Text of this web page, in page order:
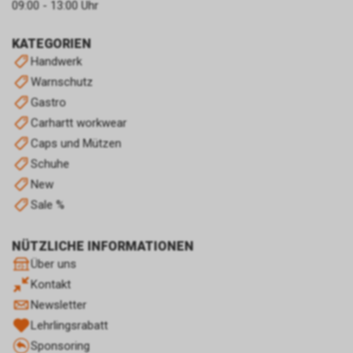
KATEGORIEN
Handwerk
Warnschutz
Gastro
Carhartt workwear
Caps und Mützen
Schuhe
New
Sale %
NÜTZLICHE INFORMATIONEN
Über uns
Kontakt
Newsletter
Lehrlingsrabatt
Sponsoring
09:00 - 13:00 Uhr
nicht Ihrer persönlichen